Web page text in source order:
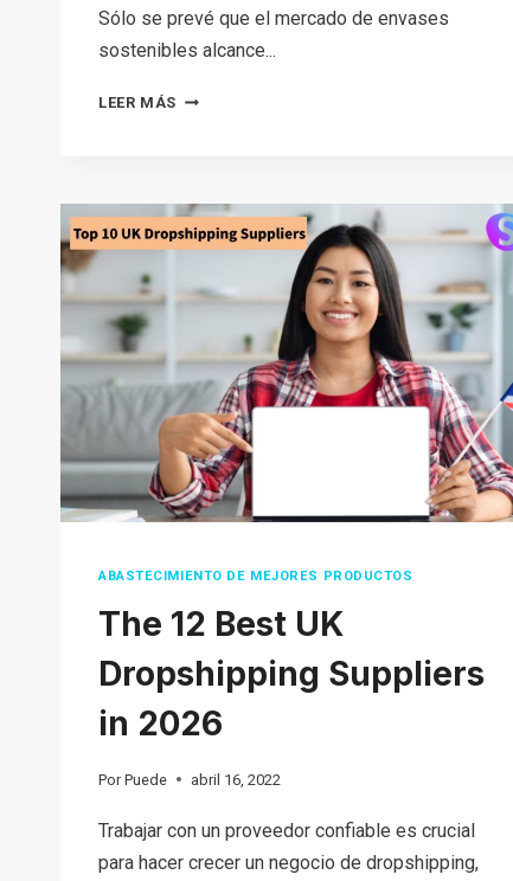
Sólo se prevé que el mercado de envases
sostenibles alcance...
LEER MÁS PRODUCTOS
EN
¿SON
PARA
EL
ENVÍO
DIRECTO?
ABASTECIMIENTO DE MEJORES PRODUCTOS
The 12 Best UK
Dropshipping Suppliers
in 2026
Por Puede abril 16, 2022
Trabajar con un proveedor confiable es crucial
para hacer crecer un negocio de dropshipping,